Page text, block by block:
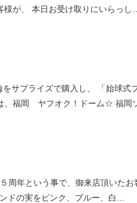
が、 本日お受け取りにいらっし…
サプライズで購入し、 「始球式
、福岡 ヤフオク！ドーム☆ 福岡
周年という事で、御来店頂いたお
ドの実をピンク、ブルー、白…